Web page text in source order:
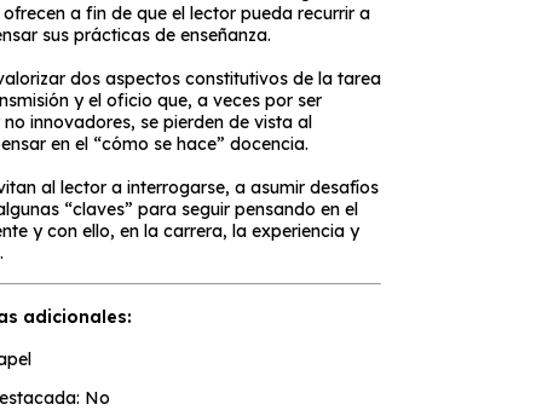
a fin de que el lector pueda recurrir a
sus prácticas de enseñanza.
dos aspectos constitutivos de la tarea
y el oficio que, a veces por ser
innovadores, se pierden de vista al
en el “cómo se hace” docencia.
al lector a interrogarse, a asumir desafíos
“claves” para seguir pensando en el
y con ello, en la carrera, la experiencia y
adicionales:
No